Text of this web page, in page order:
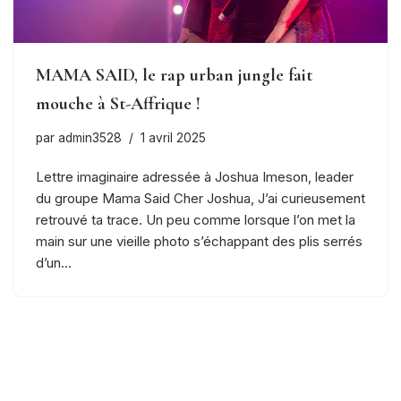
MAMA SAID, le rap urban jungle fait
mouche à St-Affrique !
par admin3528 1 avril 2025
Lettre imaginaire adressée à Joshua Imeson, leader
du groupe Mama Said Cher Joshua, J’ai curieusement
retrouvé ta trace. Un peu comme lorsque l’on met la
main sur une vieille photo s’échappant des plis serrés
d’un…